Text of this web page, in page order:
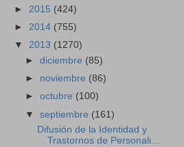
► 2015 (424)
► 2014 (755)
▼ 2013 (1270)
►diciembre (85)
► noviembre (86)
►octubre (100)
▼septiembre (161)
Difusión de la Identidad y
Trastornos de Personali...